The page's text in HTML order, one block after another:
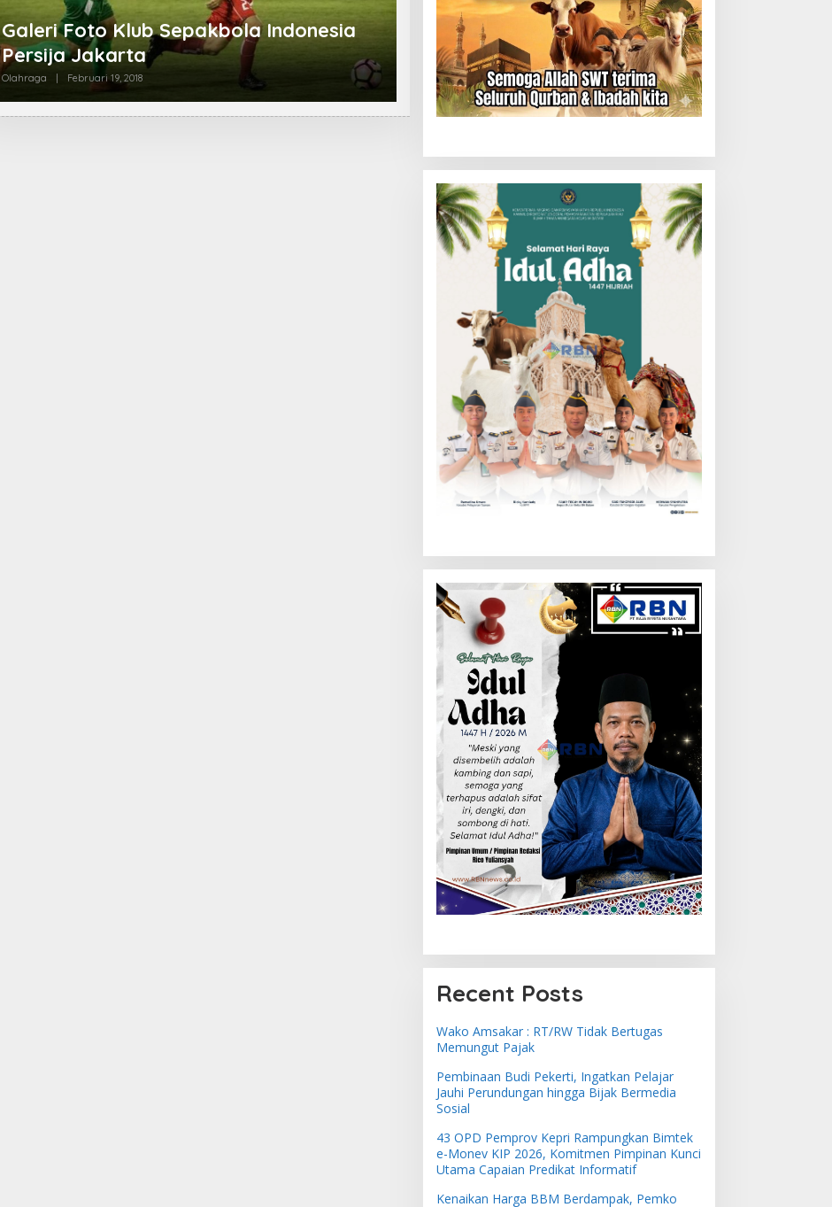
Galeri Foto Klub Sepakbola Indonesia
Persija Jakarta
Olahraga Februari 19, 2018O
E
H
Recent Posts
Wako Amsakar : RT/RW Tidak Bertugas
Memungut Pajak
Pembinaan Budi Pekerti, Ingatkan Pelajar
Jauhi Perundungan hingga Bijak Bermedia
Sosial
43 OPD Pemprov Kepri Rampungkan Bimtek
e-Monev KIP 2026, Komitmen Pimpinan Kunci
Utama Capaian Predikat Informatif
Kenaikan Harga BBM Berdampak, Pemko